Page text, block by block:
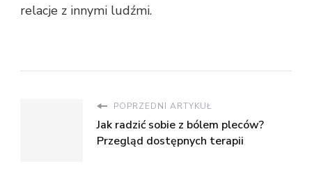
relacje z innymi ludźmi.
POPRZEDNI ARTYKUŁ
Jak radzić sobie z bólem pleców?
Przegląd dostępnych terapii